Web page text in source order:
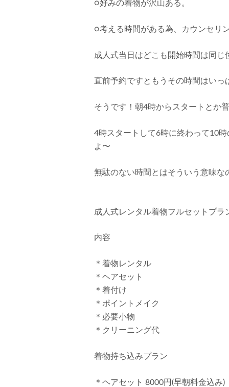
○好みの着物が沢山ある。
○考える時間がある為、カウンセリ
成人式当日はどこも開始時間は同
直前予約ですともうその時間はい
そうです！朝4時からスタートとか
4時スタートして6時に終わって10
よ〜
無駄のない時間とはそういう意味な
成人式レンタル着物フルセットプラ
内容
＊着物レンタル
＊ヘアセット
＊着付け
＊ポイントメイク
＊必要小物
＊クリーニング代
着物持ち込みプラン
＊ヘアセット 8000円(早朝料金込み)